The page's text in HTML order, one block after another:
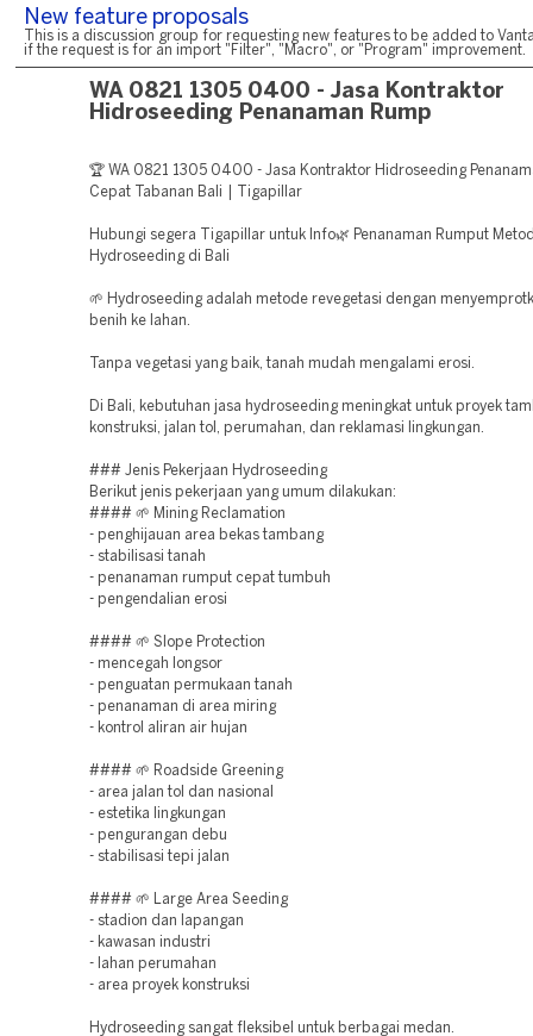
New feature proposals
This is a discussion group for requesting new features to be added to
if the request is for an import "Filter", "Macro", or "Program" improvement.
WA 0821 1305 0400 - Jasa Kontraktor
Hidroseeding Penanaman Rump
🏆 WA 0821 1305 0400 - Jasa Kontraktor Hidroseeding
Cepat Tabanan Bali | Tigapillar
Hubungi segera Tigapillar untuk Info🌿 Penanaman Rumput
Hydroseeding di Bali
🌱 Hydroseeding adalah metode revegetasi dengan
benih ke lahan.
Tanpa vegetasi yang baik, tanah mudah mengalami erosi.
Di Bali, kebutuhan jasa hydroseeding meningkat untuk proyek
konstruksi, jalan tol, perumahan, dan reklamasi lingkungan.
### Jenis Pekerjaan Hydroseeding
Berikut jenis pekerjaan yang umum dilakukan:
#### 🌱 Mining Reclamation
- penghijauan area bekas tambang
- stabilisasi tanah
- penanaman rumput cepat tumbuh
- pengendalian erosi
#### 🌱 Slope Protection
- mencegah longsor
- penguatan permukaan tanah
- penanaman di area miring
- kontrol aliran air hujan
#### 🌱 Roadside Greening
- area jalan tol dan nasional
- estetika lingkungan
- pengurangan debu
- stabilisasi tepi jalan
#### 🌱 Large Area Seeding
- stadion dan lapangan
- kawasan industri
- lahan perumahan
- area proyek konstruksi
Hydroseeding sangat fleksibel untuk berbagai medan.